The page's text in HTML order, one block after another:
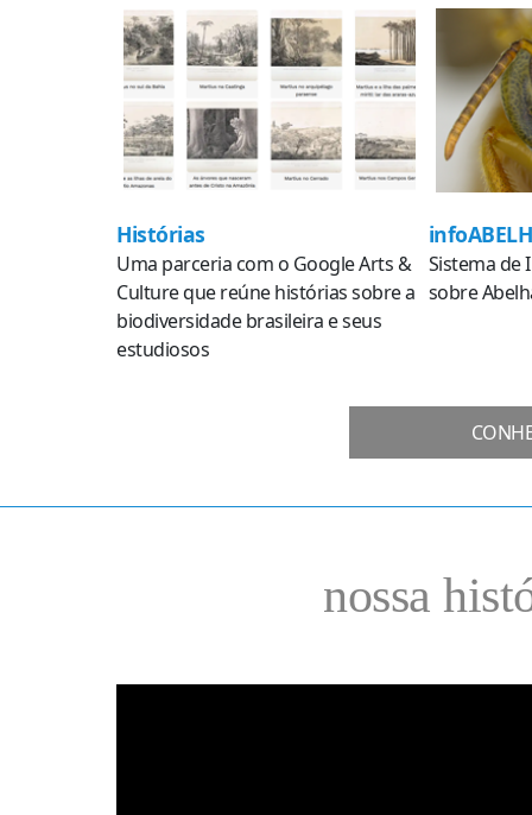
Histórias
Uma parceria com o Google Arts &
Culture que reúne histórias sobre a
biodiversidade brasileira e seus
estudiosos
Sistema de
sobre
nossa